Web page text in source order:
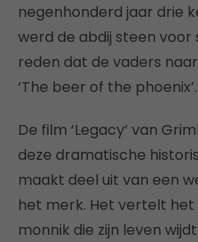
negenhonderd jaar drie
werd de abdij steen
reden dat de vaders
‘The beer of the phoenix’.
De film ‘Legacy’ van
deze dramatische
maakt deel uit van een
het merk. Het vertelt het
monnik die zijn leven